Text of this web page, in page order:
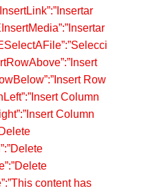
Row
Column
Column
content has